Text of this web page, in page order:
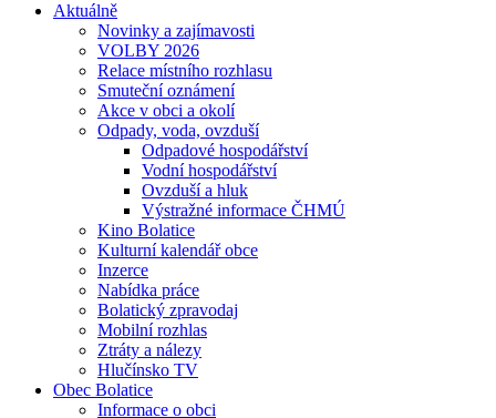
Aktuálně
Novinky a zajímavosti
VOLBY 2026
Relace místního rozhlasu
Smuteční oznámení
Akce v obci a okolí
Odpady, voda, ovzduší
Odpadové hospodářství
Vodní hospodářství
Ovzduší a hluk
Výstražné informace ČHMÚ
Kino Bolatice
Kulturní kalendář obce
Inzerce
Nabídka práce
Bolatický zpravodaj
Mobilní rozhlas
Ztráty a nálezy
Hlučínsko TV
Obec Bolatice
Informace o obci